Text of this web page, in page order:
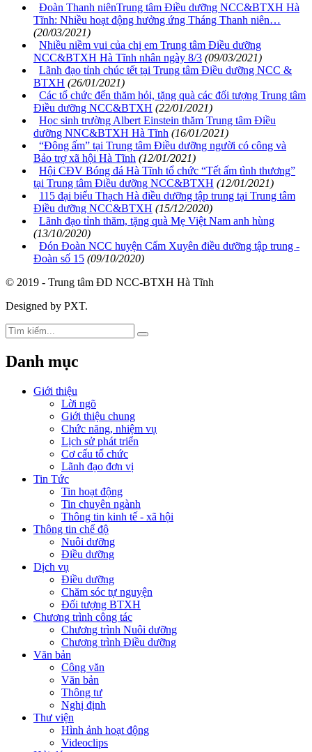
Đoàn Thanh niênTrung tâm Điều dưỡng NCC&BTXH Hà
Tĩnh: Nhiều hoạt động hưởng ứng Tháng Thanh niên…
(20/03/2021)
Nhiều niềm vui của chị em Trung tâm Điều dưỡng
NCC&BTXH Hà Tĩnh nhân ngày 8/3 (09/03/2021)
Lãnh đạo tỉnh chúc tết tại Trung tâm Điều dưỡng NCC &
BTXH (26/01/2021)
Các tổ chức đến thăm hỏi, tặng quà các đối tượng Trung tâm
Điều dưỡng NCC&BTXH (22/01/2021)
Học sinh trường Albert Einstein thăm Trung tâm Điều
dưỡng NNC&BTXH Hà Tĩnh (16/01/2021)
“Đông ấm” tại Trung tâm Điều dưỡng người có công và
Bảo trợ xã hội Hà Tĩnh (12/01/2021)
Hội CĐV Bóng đá Hà Tĩnh tổ chức “Tết ấm tình thương”
tại Trung tâm Điều dưỡng NCC&BTXH (12/01/2021)
115 đại biểu Thạch Hà điều dưỡng tập trung tại Trung tâm
Điều dưỡng NCC&BTXH (15/12/2020)
Lãnh đạo tỉnh thăm, tặng quà Mẹ Việt Nam anh hùng
(13/10/2020)
Đón Đoàn NCC huyện Cẩm Xuyên điều dưỡng tập trung -
Đoàn số 15 (09/10/2020)
© 2019 - Trung tâm ĐD NCC-BTXH Hà Tĩnh
Designed by PXT.
Danh mục
Giới thiệu
Lời ngõ
Giới thiệu chung
Chức năng, nhiệm vụ
Lịch sử phát triển
Cơ cấu tổ chức
Lãnh đạo đơn vị
Tin Tức
Tin hoạt động
Tin chuyên ngành
Thông tin kinh tế - xã hội
Thông tin chế độ
Nuôi dưỡng
Điều dưỡng
Dịch vụ
Điều dưỡng
Chăm sóc tự nguyện
Đối tượng BTXH
Chương trình công tác
Chương trình Nuôi dưỡng
Chương trình Điều dưỡng
Văn bản
Công văn
Văn bản
Thông tư
Nghị định
Thư viện
Hình ảnh hoạt động
Videoclips